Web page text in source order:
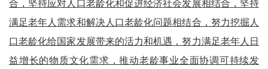
合，坚持应对人口老龄化和促进经济社会发展相结合，坚持
满足老年人需求和解决人口老龄化问题相结合，努力挖掘人
口老龄化给国家发展带来的活力和机遇，努力满足老年人日
益增长的物质文化需求，推动老龄事业全面协调可持续发